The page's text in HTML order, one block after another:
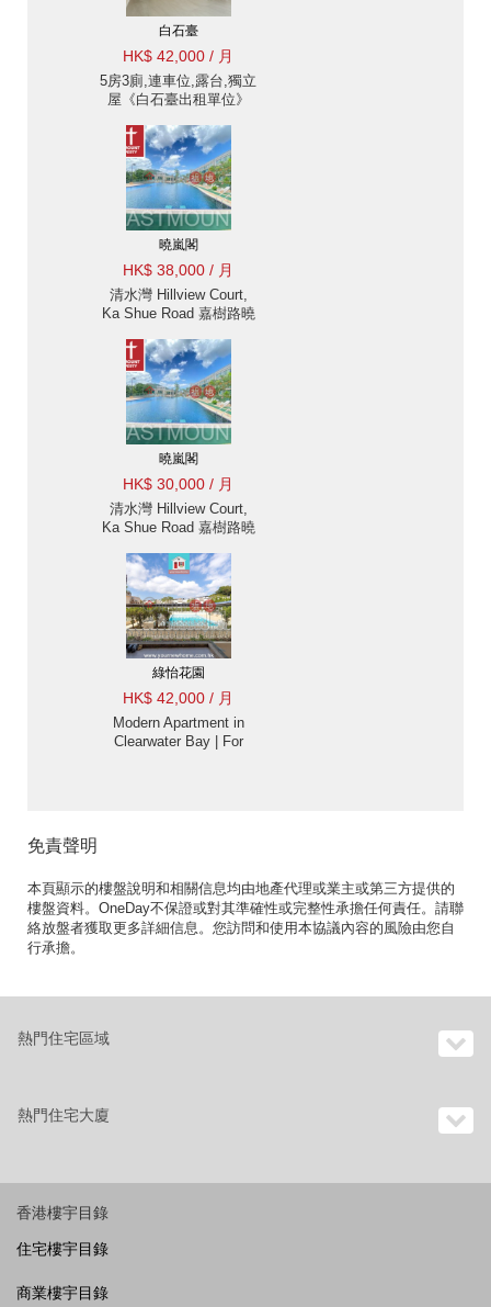
白石臺
HK$ 42,000 / 月
5房3廁,連車位,露台,獨立
屋《白石臺出租單位》
曉嵐閣
HK$ 38,000 / 月
清水灣 Hillview Court,
Ka Shue Road 嘉樹路曉
置方便, 連1車位 出租單
位
曉嵐閣
HK$ 30,000 / 月
清水灣 Hillview Court,
Ka Shue Road 嘉樹路曉
出租單位
綠怡花園
HK$ 42,000 / 月
Modern Apartment in
Clearwater Bay | For
免責聲明
本頁顯示的樓盤說明和相關信息均由地產代理或業主或第三方提供的
樓盤資料。OneDay不保證或對其準確性或完整性承擔任何責任。請聯
絡放盤者獲取更多詳細信息。您訪問和使用本協議內容的風險由您自
行承擔。
熱門住宅區域
熱門住宅大廈
香港樓宇目錄
住宅樓宇目錄
商業樓宇目錄